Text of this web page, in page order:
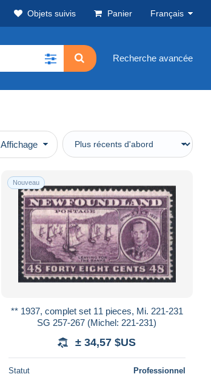
Objets suivis Panier Français
Recherche avancée
Affichage
Nouveau
** 1937, complet set 11 pieces, Mi. 221-231
SG 257-267 (Michel: 221-231)
± 34,57 $US
Statut Professionnel